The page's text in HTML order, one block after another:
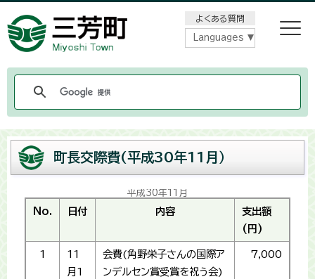
よくある質問
Languages
町長交際費(平成30年11月）
平成30年11月
No. 日付 内容
支出額
(円)
1
11
月1
会費(角野栄子さんの国際ア
ンデルセン賞受賞を祝う会)
7,000